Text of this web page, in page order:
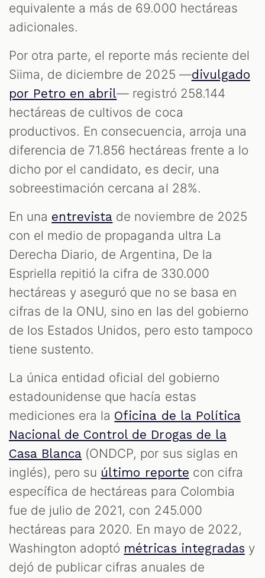
equivalente a más de 69.000 hectáreas
adicionales.
Por otra parte, el reporte más reciente del
Siima, de diciembre de 2025 —divulgado
por Petro en abril— registró 258.144
hectáreas de cultivos de coca
productivos. En consecuencia, arroja una
diferencia de 71.856 hectáreas frente a lo
dicho por el candidato, es decir, una
sobreestimación cercana al 28%.
En una entrevista de noviembre de 2025
con el medio de propaganda ultra La
Derecha Diario, de Argentina, De la
Espriella repitió la cifra de 330.000
hectáreas y aseguró que no se basa en
cifras de la ONU, sino en las del gobierno
de los Estados Unidos, pero esto tampoco
tiene sustento.
La única entidad oficial del gobierno
estadounidense que hacía estas
mediciones era la Oficina de la Política
Nacional de Control de Drogas de la
Casa Blanca (ONDCP, por sus siglas en
inglés), pero su último reporte con cifra
específica de hectáreas para Colombia
fue de julio de 2021, con 245.000
hectáreas para 2020. En mayo de 2022,
Washington adoptó métricas integradas y
dejó de publicar cifras anuales de